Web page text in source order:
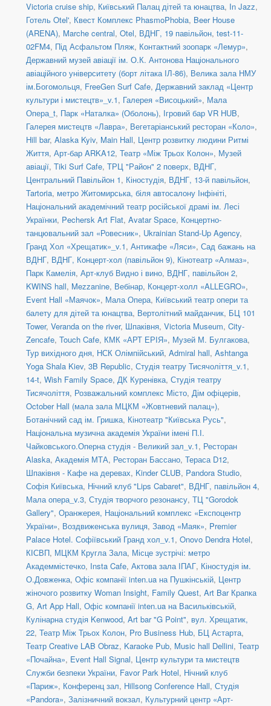
Victoria cruise ship, Київський Палац дітей та юнацтва, In Jazz,
Готель Otel', Квест Комплекс PhasmoPhobia, Beer House
(ARENA), Marche central, Otel, ВДНГ, 19 павільйон, test-11-
02FM4, Під Асфальтом Пляж, Контактний зоопарк «Лемур»,
Державний музей авіації ім. О.К. Антонова Національного
авіаційного університету (борт літака ІЛ-86), Велика зала НМУ
ім.Богомольця, FreeGen Surf Cafe, Державний заклад «Центр
культури і мистецтв»_v.1, Галерея «Висоцький», Мала
Опера_t, Парк «Наталка» (Оболонь), Ігровий бар VR HUB,
Галерея мистецтв «Лавра», Вегетаріанський ресторан «Коло»,
Hill bar, Alaska Kyiv, Main Hall, Центр розвитку людини Ритмі
Життя, Арт-бар ARKA12, Театр «Між Трьох Колон», Музей
авіації, Tiki Surf Cafe, ТРЦ "Район" 2 поверх, ВДНГ,
Центральний Павільйон 1, Кіностудія, ВДНГ, 13-й павільйон,
Tartoria, метро Житомирська, біля автосалону Інфініті,
Національний академічний театр російської драмі ім. Лесі
Українки, Pechersk Art Flat, Avatar Space, Концертно-
танцювальний зал «Ровесник», Ukrainian Stand-Up Agency,
Гранд Хол «Хрещатик»_v.1, Антикафе «Ляси», Сад бажань на
ВДНГ, ВДНГ, Концерт-хол (павільйон 9), Кінотеатр «Алмаз»,
Парк Камелія, Арт-клуб Видно і вино, ВДНГ, павільйон 2,
KWINS hall, Mezzanine, Вебінар, Концерт-холл «ALLEGRO»,
Event Hall «Маячок», Мала Опера, Київський театр опери та
балету для дітей та юнацтва, Вертолітний майданчик, БЦ 101
Tower, Veranda on the river, Шпаківня, Victoria Museum, City-
Zencafe, Touch Cafe, КМК «АРТ ЕРІЯ», Музей М. Булгакова,
Тур вихідного дня, НСК Олімпійський, Admiral hall, Ashtanga
Yoga Shala Kiev, 3B Republic, Студія театру Тисячоліття_v.1,
14-t, Wish Family Space, ДК Куренівка, Студія театру
Тисячоліття, Розважальний комплекс Місто, Дім офіцерів,
October Hall (мала зала МЦКМ «Жовтневий палац»),
Ботанічний сад ім. Гришка, Кінотеатр "Київська Русь",
Національна музична академія України імені П.І.
Чайковського.Оперна студія - Великий зал_v.1, Ресторан
Alaska, Академія МТА, Ресторан Бассано, Тераса D12,
Шпаківня - Кафе на деревах, Kinder CLUB, Pandora Studio,
Софія Київська, Нічний клуб "Lips Cabaret", ВДНГ, павільйон 4,
Мала опера_v.3, Студія творчого резонансу, ТЦ "Gorodok
Gallery", Оранжерея, Національний комплекс «Експоцентр
України», Воздвиженська вулиця, Завод «Маяк», Premier
Palace Hotel. Софіївський Гранд хол_v.1, Onovo Dendra Hotel,
КІСВП, МЦКМ Кругла Зала, Місце зустрічі: метро
Академмістечко, Insta Cafe, Актова зала ІПАГ, Кіностудія ім.
О.Довженка, Офіс компанії inten.ua на Пушкінській, Центр
жіночого розвитку Woman Insight, Family Quest, Art Bar Крапка
G, Art App Hall, Офіс компанії inten.ua на Васильківській,
Кулінарна студія Kenwood, Art bar "G Point", вул. Хрещатик,
22, Театр Між Трьох Колон, Pro Business Hub, БЦ Астарта,
Театр Creative LAB Obraz, Karaoke Pub, Music hall Dellini, Театр
«Почайна», Event Hall Signal, Центр культури та мистецтв
Служби безпеки України, Favor Park Hotel, Нічний клуб
«Париж», Конференц зал, Hillsong Conference Hall, Студія
«Pandora», Залізничний вокзал, Культурний центр «Арт-